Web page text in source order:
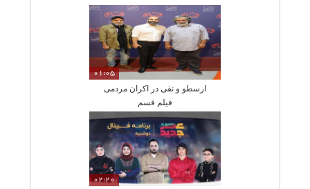
01:05
ارسطو و نقی در اکران مردمی
فیلم قسم
02:20